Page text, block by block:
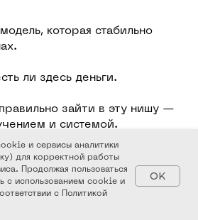
и сервисы аналитики
для корректной работы
Продолжая пользоваться
с использованием cookie и
с Политикой
OK
которая стабильно
ли здесь деньги.
зайти в эту нишу —
и системой.